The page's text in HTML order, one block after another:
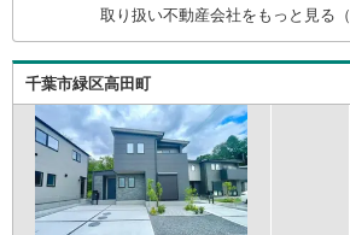
取り扱い不動産会社をもっと見る（
千葉市緑区高田町